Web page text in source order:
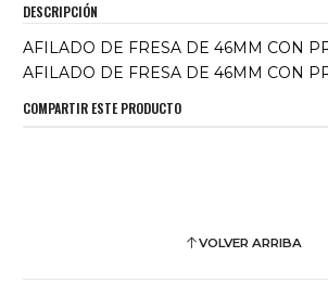
DESCRIPCIÓN
AFILADO DE FRESA DE 46MM CON
AFILADO DE FRESA DE 46MM CON
COMPARTIR ESTE PRODUCTO
VOLVER ARRIBA